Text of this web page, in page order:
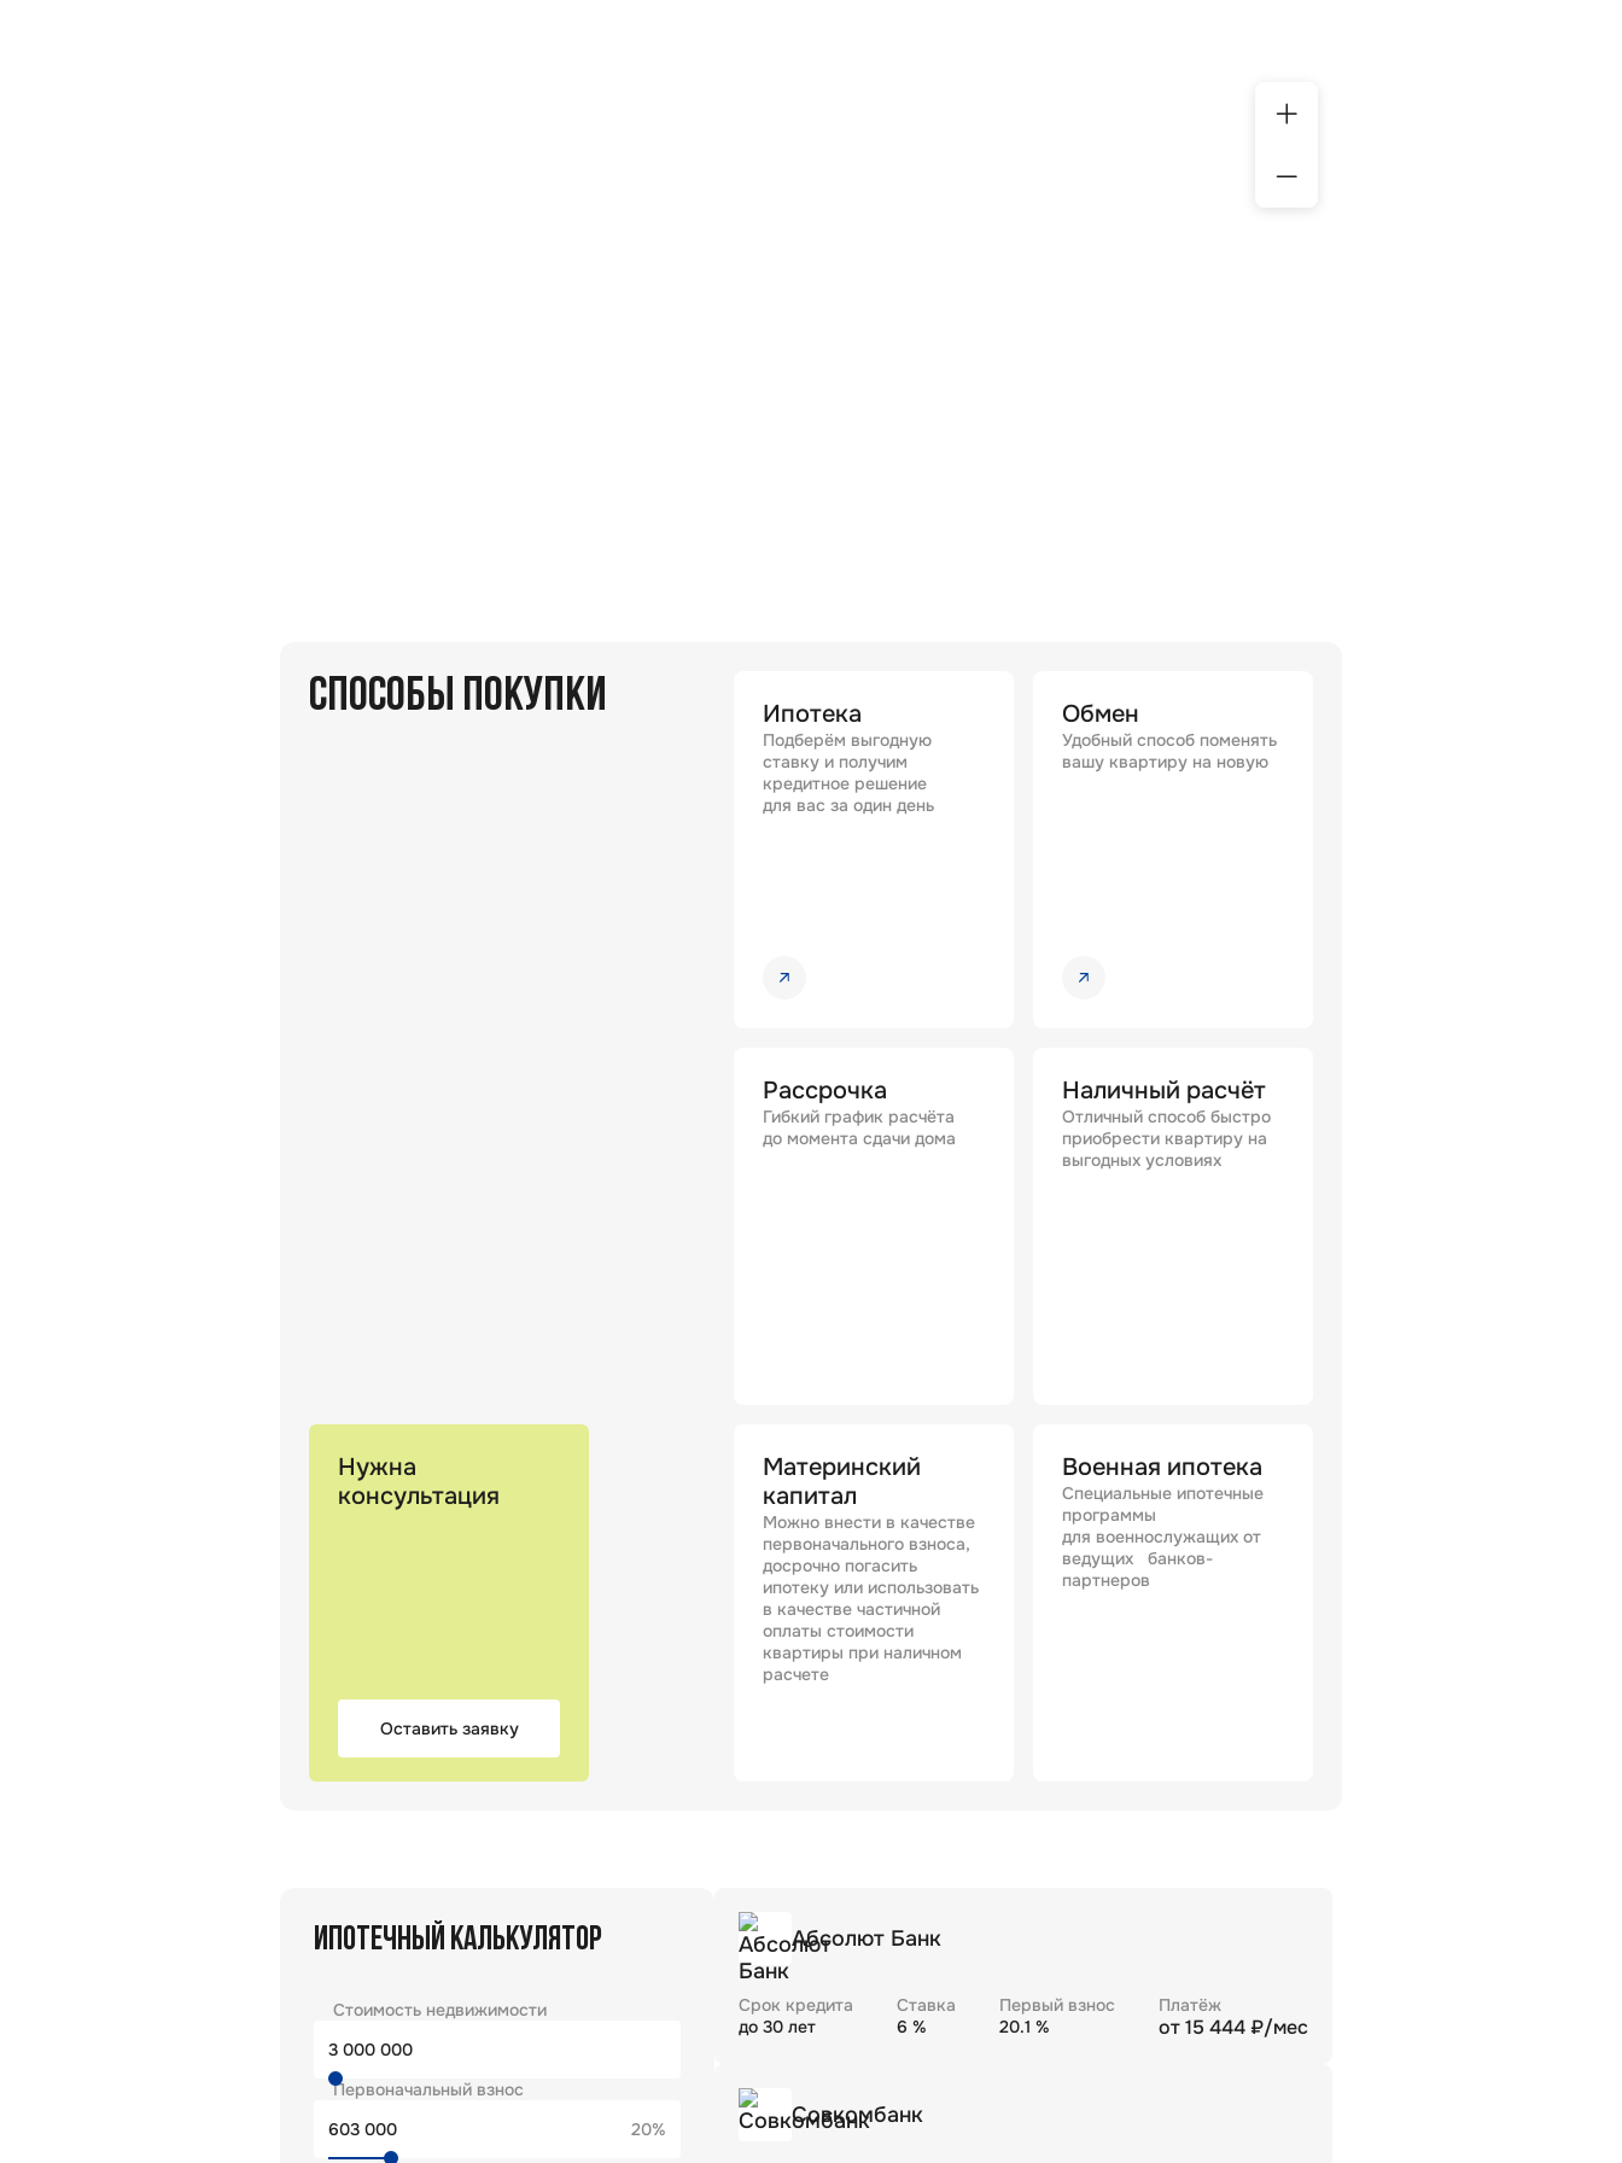
СПОСОБЫ ПОКУПКИ
Нужна
консультация
Оставить заявку
Ипотека
Подберём выгодную
ставку и получим
кредитное решение
для вас за один день
Обмен
Удобный способ поменять
вашу квартиру на новую
Рассрочка
Гибкий график расчёта
до момента сдачи дома
Наличный расчёт
Отличный способ быстро
приобрести квартиру на
выгодных условиях
Материнский
капитал
Можно внести в качестве
первоначального взноса,
досрочно погасить
ипотеку или использовать
в качестве частичной
оплаты стоимости
квартиры при наличном
расчете
Военная ипотека
Специальные ипотечные
программы
для военнослужащих от
ведущих банков-
партнеров
ИПОТЕЧНЫЙ КАЛЬКУЛЯТОР
Стоимость недвижимости
Первоначальный взнос
20%
Абсолют Банк
Срок кредита
до 30 лет
Ставка
6 %
Первый взнос
20.1 %
Платёж
от15 444₽/мес
Совкомбанк